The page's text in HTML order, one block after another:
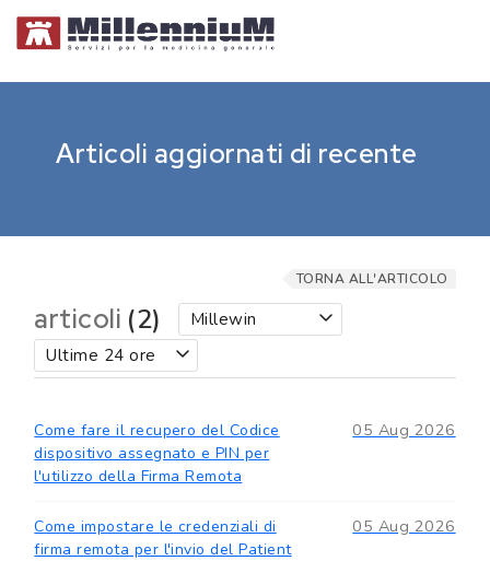
Articoli aggiornati di recente
articoli (2)
Millewin
Ultime 24 ore
TORNA ALL'ARTICOLO
Come fare il recupero del Codice
dispositivo assegnato e PIN per
l'utilizzo della Firma Remota
05 Aug 2026
Come impostare le credenziali di
firma remota per l'invio del Patient
05 Aug 2026